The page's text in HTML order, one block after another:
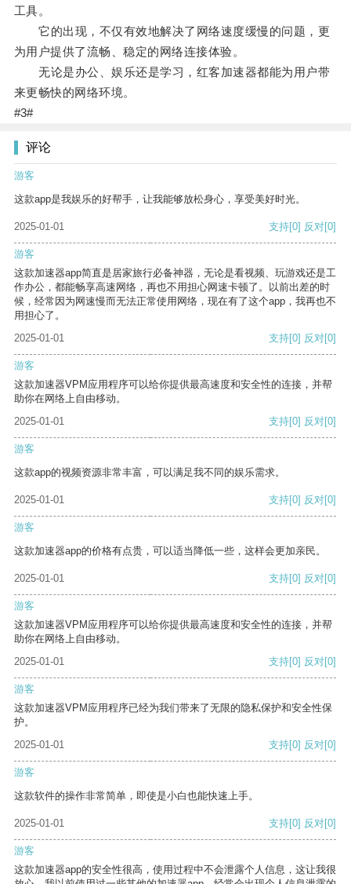
工具。
它的出现，不仅有效地解决了网络速度缓慢的问题，更
为用户提供了流畅、稳定的网络连接体验。
无论是办公、娱乐还是学习，红客加速器都能为用户带
来更畅快的网络环境。
#3#
评论
游客
这款app是我娱乐的好帮手，让我能够放松身心，享受美好时光。
2025-01-01 支持[0] 反对[0]
游客
这款加速器app简直是居家旅行必备神器，无论是看视频、玩游戏还是工
作办公，都能畅享高速网络，再也不用担心网速卡顿了。以前出差的时
候，经常因为网速慢而无法正常使用网络，现在有了这个app，我再也不
用担心了。
2025-01-01
支持[0] 反对[0]
游客
这款加速器VPM应用程序可以给你提供最高速度和安全性的连接，并帮
助你在网络上自由移动。
2025-01-01
支持[0] 反对[0]
游客
这款app的视频资源非常丰富，可以满足我不同的娱乐需求。
2025-01-01 支持[0] 反对[0]
游客
这款加速器app的价格有点贵，可以适当降低一些，这样会更加亲民。
2025-01-01 支持[0] 反对[0]
游客
这款加速器VPM应用程序可以给你提供最高速度和安全性的连接，并帮
助你在网络上自由移动。
2025-01-01
支持[0] 反对[0]
游客
这款加速器VPM应用程序已经为我们带来了无限的隐私保护和安全性保
护。
2025-01-01
支持[0] 反对[0]
游客
这款软件的操作非常简单，即使是小白也能快速上手。
2025-01-01 支持[0] 反对[0]
游客
这款加速器app的安全性很高，使用过程中不会泄露个人信息，这让我很